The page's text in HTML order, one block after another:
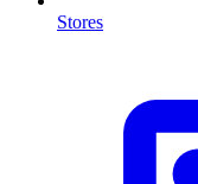
Stores